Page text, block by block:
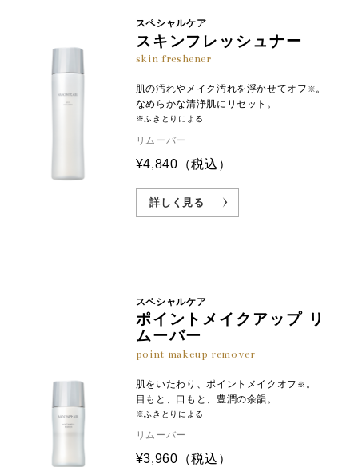
スペシャルケア
スキンフレッシュナー
skin freshener
肌の汚れやメイク汚れを浮かせてオフ ※ 。
なめらかな清浄肌にリセット。
※ふきとりによる
リムーバー
¥4,840 （税込）
詳しく見る
スペシャルケア
ポイントメイクアップ リ
ムーバー
point makeup remover
肌をいたわり、ポイントメイクオフ ※ 。
目もと、口もと、豊潤の余韻。
※ふきとりによる
リムーバー
¥3,960 （税込）